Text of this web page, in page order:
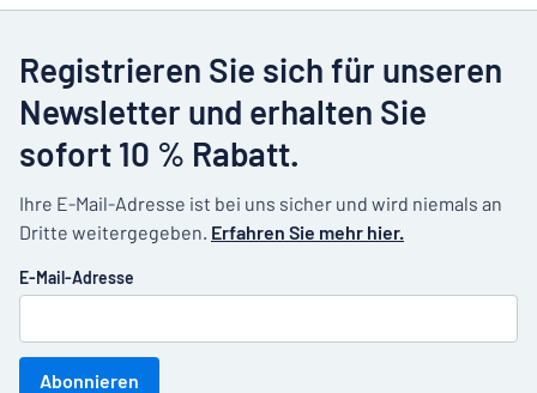
Registrieren Sie sich für unseren
Newsletter und erhalten Sie
sofort 10 % Rabatt.
Ihre E-Mail-Adresse ist bei uns sicher und wird niemals an
Dritte weitergegeben. Erfahren Sie mehr hier.
E-Mail-Adresse
Abonnieren